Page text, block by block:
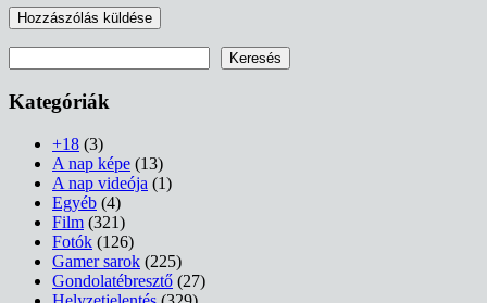
Keresés
Kategóriák
+18 (3)
A nap képe (13)
A nap videója (1)
Egyéb (4)
Film (321)
Fotók (126)
Gamer sarok (225)
Gondolatébresztő (27)